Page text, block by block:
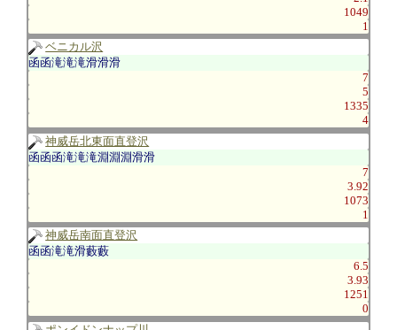
1049
1
ベニカル沢
函函滝滝滝滑滑滑
7
5
1335
4
神威岳北東面直登沢
函函函滝滝滝淵淵淵滑滑
7
3.92
1073
1
神威岳南面直登沢
函函滝滝滑藪藪
6.5
3.93
1251
0